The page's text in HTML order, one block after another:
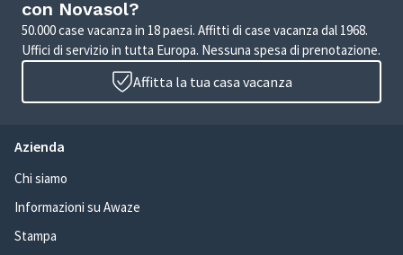
con Novasol?
50.000 case vacanza in 18 paesi. Affitti di case vacanza dal 1968.
Uffici di servizio in tutta Europa. Nessuna spesa di prenotazione.
Affitta la tua casa vacanza
Azienda
Chi siamo
Informazioni su Awaze
Stampa